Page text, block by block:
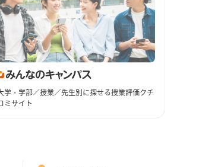
学・学部／授業／先生別に探せる授業評価クチ
ミサイト